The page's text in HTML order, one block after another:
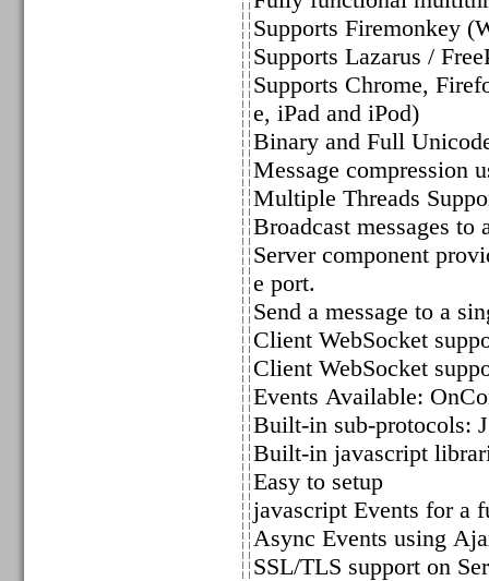
Supports Firemonkey
Supports Lazarus /
Supports Chrome,
e, iPad and iPod)
Binary and Full
Message compression
Multiple Threads
Broadcast messages to
Server component
e port.
Send a message to a
Client WebSocket
Client WebSocket
Events Available:
Built-in sub-protocols:
Built-in javascript
Easy to setup
javascript Events for a
Async Events using
SSL/TLS support on